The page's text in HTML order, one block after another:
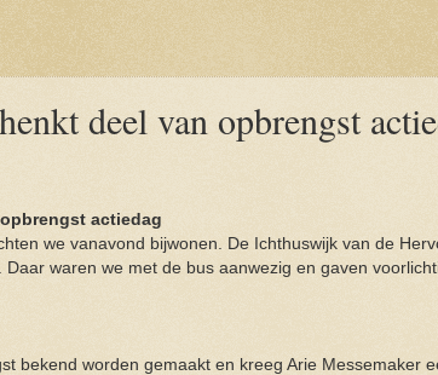
deel van opbrengst
actiedag
we vanavond bijwonen. De Ichthuswijk van de
waren we met de bus aanwezig en gaven
bekend worden gemaakt en kreeg Arie Messemaker